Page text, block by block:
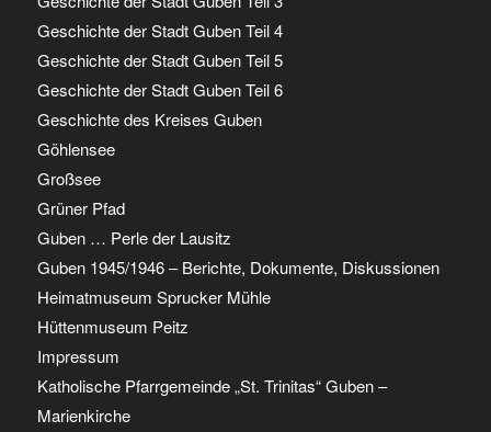
Geschichte der Stadt Guben Teil 4
Geschichte der Stadt Guben Teil 5
Geschichte der Stadt Guben Teil 6
Geschichte des Kreises Guben
Göhlensee
Großsee
Grüner Pfad
Guben … Perle der Lausitz
Guben 1945/1946 – Berichte, Dokumente, Diskussionen
Heimatmuseum Sprucker Mühle
Hüttenmuseum Peitz
Impressum
Katholische Pfarrgemeinde „St. Trinitas“ Guben –
Marienkirche